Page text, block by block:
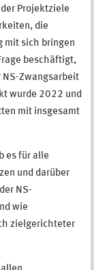
Projektziele
die
mit sich bringen
beschäftigt,
NS-Zwangsarbeit
wurde 2022 und
mit insgesamt
es für alle
und darüber
NS-
wie
zielgerichteter